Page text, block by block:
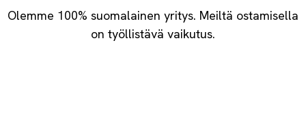
Olemme 100% suomalainen yritys. Meiltä ostamisella
on työllistävä vaikutus.